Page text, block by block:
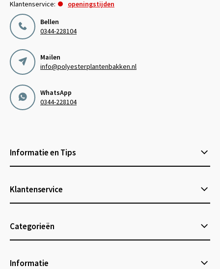
Klantenservice:
openingstijden
Bellen
0344-228104
Mailen
info@polyesterplantenbakken.nl
WhatsApp
0344-228104
Informatie en Tips
Klantenservice
Categorieën
Informatie